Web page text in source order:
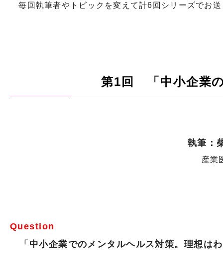
毎回執筆者やトピックを変えて計6回シリーズでお
第1回 「中小企業
執筆：
産業
Question
「中小企業でのメンタルヘルス対策。理想は